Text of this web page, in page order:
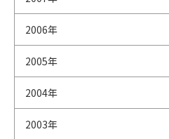
2006年
2005年
2004年
2003年